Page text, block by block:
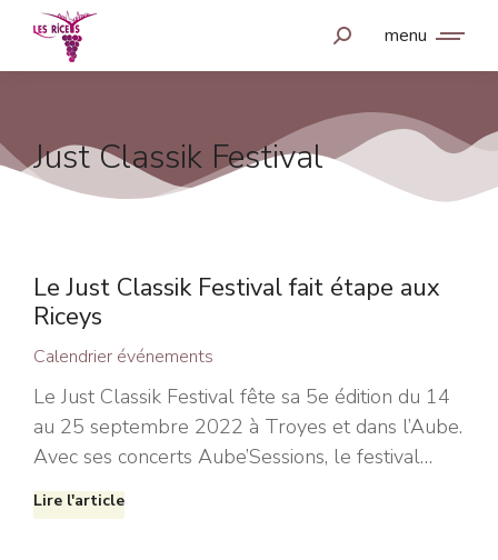
menu
Just Classik Festival
Le Just Classik Festival fait étape aux
Riceys
Calendrier événements
Le Just Classik Festival fête sa 5e édition du 14
au 25 septembre 2022 à Troyes et dans l’Aube.
Avec ses concerts Aube’Sessions, le festival…
Lire l'article